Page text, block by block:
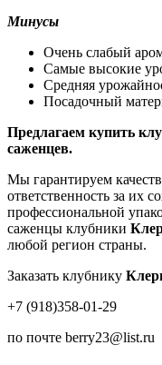
Минусы
Очень слабый
Самые высокие
Средняя
Посадочный
Предлагаем купить
саженцев.
Мы гарантируем
ответственность за их
профессиональной
саженцы клубники
любой регион страны.
Заказать клубнику
+7 (918)358-01-29
по почте berry23@list.ru